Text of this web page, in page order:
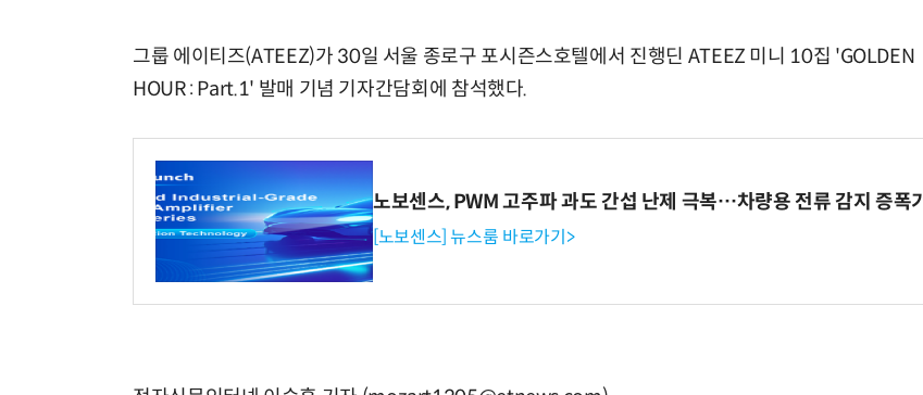
그룹 에이티즈(ATEEZ)가 30일 서울 종로구 포시즌스호텔에서 진행딘 ATEEZ 미니 10집 'GOLDEN
HOUR : Part.1' 발매 기념 기자간담회에 참석했다.
노보센스, PWM 고주파 과도 간섭 난제 극복…차량용 전류 감지 증폭기
[노보센스] 뉴스룸 바로가기>